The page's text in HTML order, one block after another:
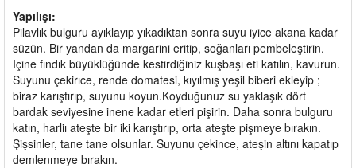
Yapılışı:
Pilavlık bulguru ayıklayıp yıkadıktan sonra suyu iyice akana kadar
süzün. Bir yandan da margarini eritip, soğanları pembeleştirin.
Içine fındık büyüklüğünde kestirdiğiniz kuşbaşı eti katılın, kavurun.
Suyunu çekirıce, rende domatesi, kıyılmış yeşil biberi ekleyip ;
biraz karıştırıp, suyunu koyun.Koyduğunuz su yaklaşık dört
bardak seviyesine inene kadar etleri pişirin. Daha sonra bulguru
katın, harliı ateşte bir iki karıştırıp, orta ateşte pişmeye bırakın.
Şişsinler, tane tane olsunlar. Suyunu çekince, ateşin altını kapatıp
demlenmeye bırakın.